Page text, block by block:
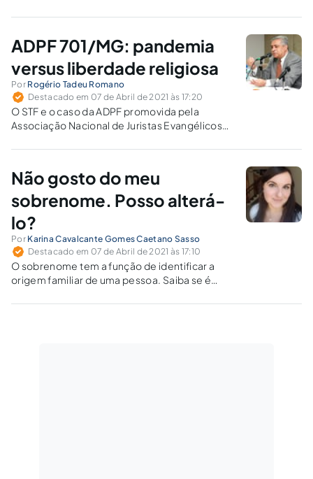
possível incluir um sobrenome avoengo aos
ADPF 701/MG: pandemia
versus liberdade religiosa
Por Rogério Tadeu Romano
Destacado em 07 de Abril de 2021 às 17:20
O STF e o caso da ADPF promovida pela
Associação Nacional de Juristas Evangélicos
20/03/2020, do Município de João
Não gosto do meu
sobrenome. Posso alterá-
lo?
Por Karina Cavalcante Gomes Caetano Sasso
Destacado em 07 de Abril de 2021 às 17:10
O sobrenome tem a função de identificar a
origem familiar de uma pessoa. Saiba se é
e qual o meio adequado para tanto.